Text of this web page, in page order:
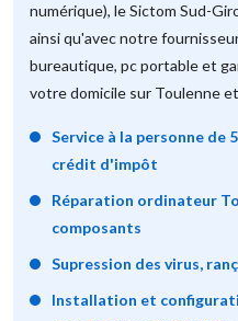
numérique), le Sictom Sud-
ainsi qu'avec notre
bureautique, pc portable et
votre domicile sur Toulenne
Service à la personne de
crédit d'impôt
Réparation ordinateur
composants
Supression des virus,
Installation et